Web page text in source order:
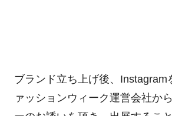
ブランド立ち上げ後、 Instagram
ァッションウィーク運営会社か